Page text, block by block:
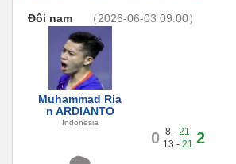
Đôi nam （2026-06-03 09:00）
Muhammad Ria
n ARDIANTO
Indonesia
0 8 -21
13 - 21 2